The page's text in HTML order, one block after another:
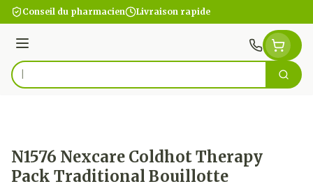
Aller au contenu
Conseil du pharmacien Livraison rapide
Menu
Rechercher
N1576 Nexcare Coldhot Therapy
Pack Traditional Bouillotte